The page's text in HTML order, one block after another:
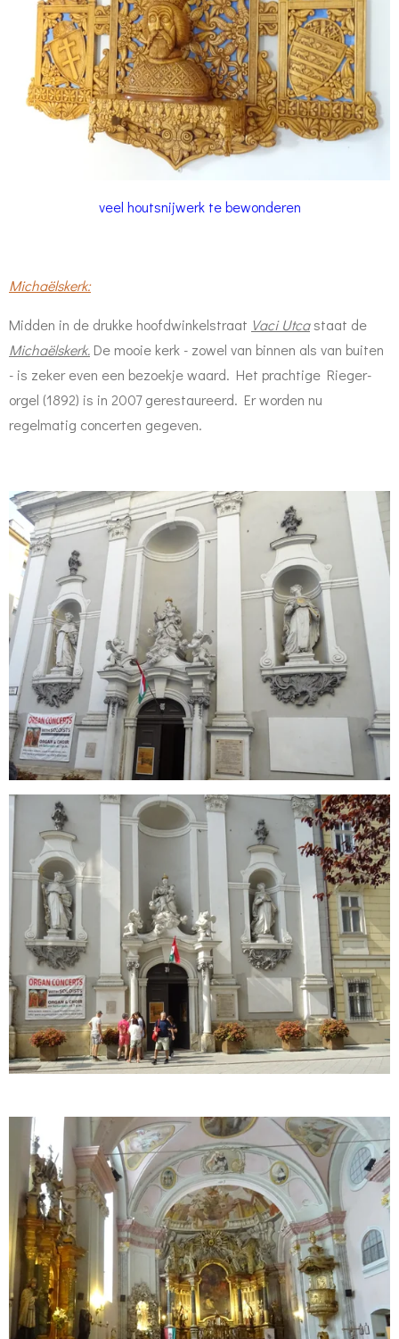
veel houtsnijwerk te bewonderen
Michaëlskerk:
Midden in de drukke hoofdwinkelstraat Vaci Utcastaat de
Michaëlskerk. De mooie kerk - zowel van binnen als van buiten
- is zeker even een bezoekje waard. Het prachtige Rieger-
orgel (1892) is in 2007 gerestaureerd. Er worden nu
regelmatig concerten gegeven.